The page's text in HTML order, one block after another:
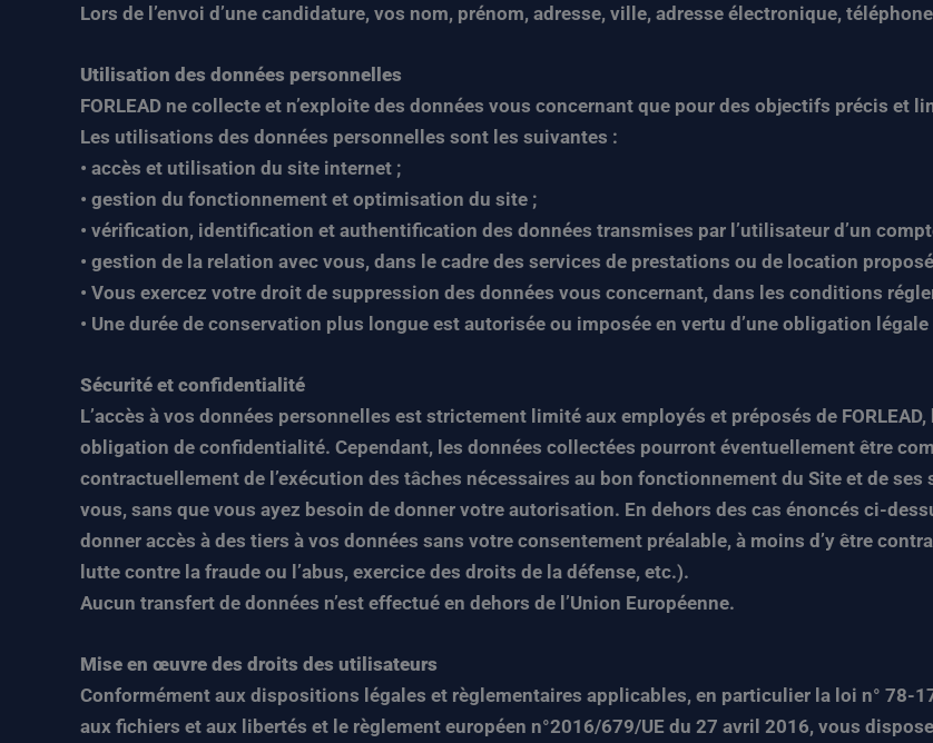
Lors de l’envoi d’une candidature, vos nom, prénom, adresse, ville, adresse électronique,
Utilisation des données personnelles
FORLEAD ne collecte et n’exploite des données vous concernant que pour des objectifs précis et
Les utilisations des données personnelles sont les suivantes :
• accès et utilisation du site internet ;
• gestion du fonctionnement et optimisation du site ;
• vérification, identification et authentification des données transmises par l’utilisateur d’un
• gestion de la relation avec vous, dans le cadre des services de prestations ou de location
• Vous exercez votre droit de suppression des données vous concernant, dans les conditions
• Une durée de conservation plus longue est autorisée ou imposée en vertu d’une obligation
Sécurité et confidentialité
L’accès à vos données personnelles est strictement limité aux employés et préposés de
obligation de confidentialité. Cependant, les données collectées pourront éventuellement être
contractuellement de l’exécution des tâches nécessaires au bon fonctionnement du Site et de
vous, sans que vous ayez besoin de donner votre autorisation. En dehors des cas énoncés ci-
donner accès à des tiers à vos données sans votre consentement préalable, à moins d’y être
lutte contre la fraude ou l’abus, exercice des droits de la défense, etc.).
Aucun transfert de données n’est effectué en dehors de l’Union Européenne.
Mise en œuvre des droits des utilisateurs
Conformément aux dispositions légales et règlementaires applicables, en particulier la loi n° 78-
aux fichiers et aux libertés et le règlement européen n°2016/679/UE du 27 avril 2016, vous